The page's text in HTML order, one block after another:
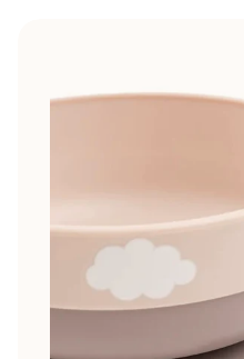
👶 Ontvang
eerste
Schrijf je in en